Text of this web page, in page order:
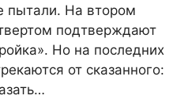
пытали. На втором
подтверждают
Но на последних
от сказанного: